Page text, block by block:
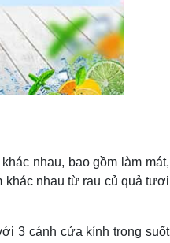
nhau, bao gồm làm mát,
khác nhau từ rau củ quả tươi
3 cánh cửa kính trong suốt